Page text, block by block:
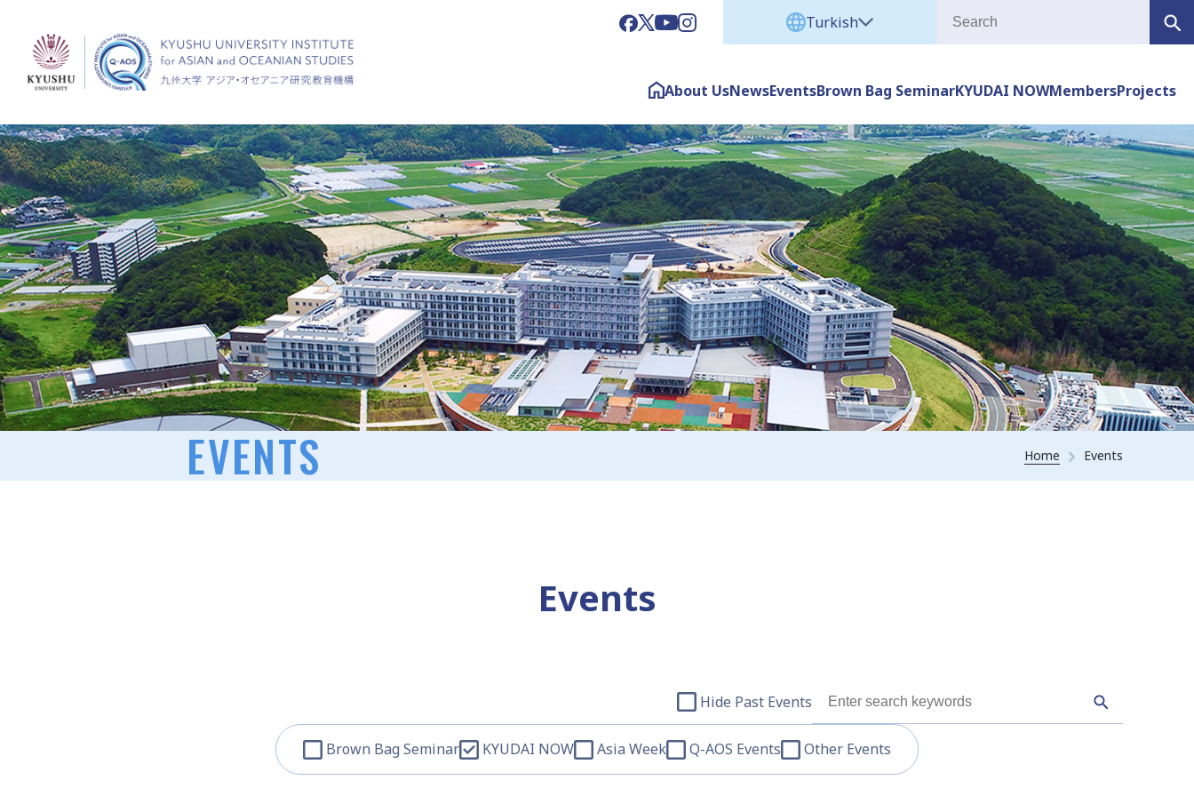
Turkish
About UsNewsEventsBrown Bag SeminarKYUDAI NOWMembersProjects
EVENTS Home Events
Events
Brown Bag Seminar KYUDAI NOW Asia Week Q-AOS Events Other Events
Hide Past Events